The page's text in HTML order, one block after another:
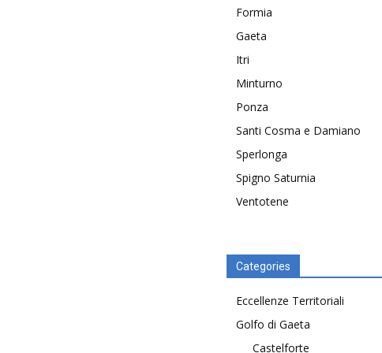
Formia
Gaeta
Itri
Minturno
Ponza
Santi Cosma e Damiano
Sperlonga
Spigno Saturnia
Ventotene
Categories
Eccellenze Territoriali
Golfo di Gaeta
Castelforte